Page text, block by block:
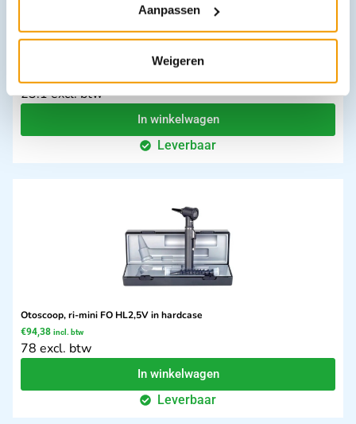
Aanpassen
Weigeren
Manchet volwassene 1 slang Velcro Riester Ri-Champion
23.1 excl. btw
In winkelwagen
Leverbaar
Otoscoop, ri-mini FO HL2,5V in hardcase
€94,38 incl. btw
78 excl. btw
In winkelwagen
Leverbaar